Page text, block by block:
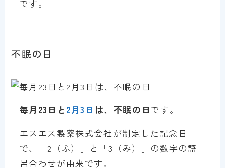
です。
不眠の日
毎月23日と 2月3日 は、不眠の日 です。
エスエス製薬株式会社が制定した記念日
で、「2（ふ）」と「3（み）」の数字の語
呂合わせが由来です。